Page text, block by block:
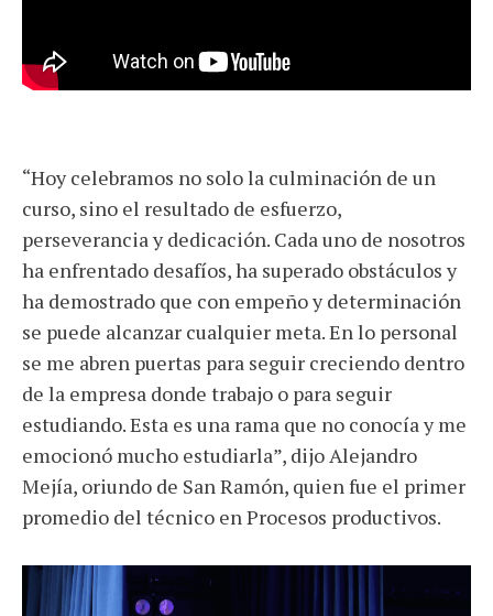
“Hoy celebramos no solo la culminación de un
curso, sino el resultado de esfuerzo,
perseverancia y dedicación. Cada uno de nosotros
ha enfrentado desafíos, ha superado obstáculos y
ha demostrado que con empeño y determinación
se puede alcanzar cualquier meta. En lo personal
se me abren puertas para seguir creciendo dentro
de la empresa donde trabajo o para seguir
estudiando. Esta es una rama que no conocía y me
emocionó mucho estudiarla”, dijo Alejandro
Mejía, oriundo de San Ramón, quien fue el primer
promedio del técnico en Procesos productivos.